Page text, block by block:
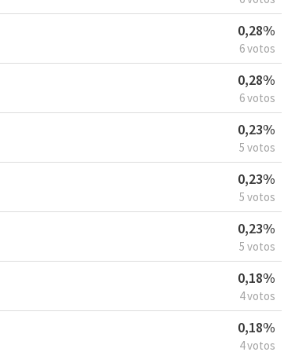
0,28%
6 votos
0,28%
6 votos
0,23%
5 votos
0,23%
5 votos
0,23%
5 votos
0,18%
4 votos
0,18%
4 votos